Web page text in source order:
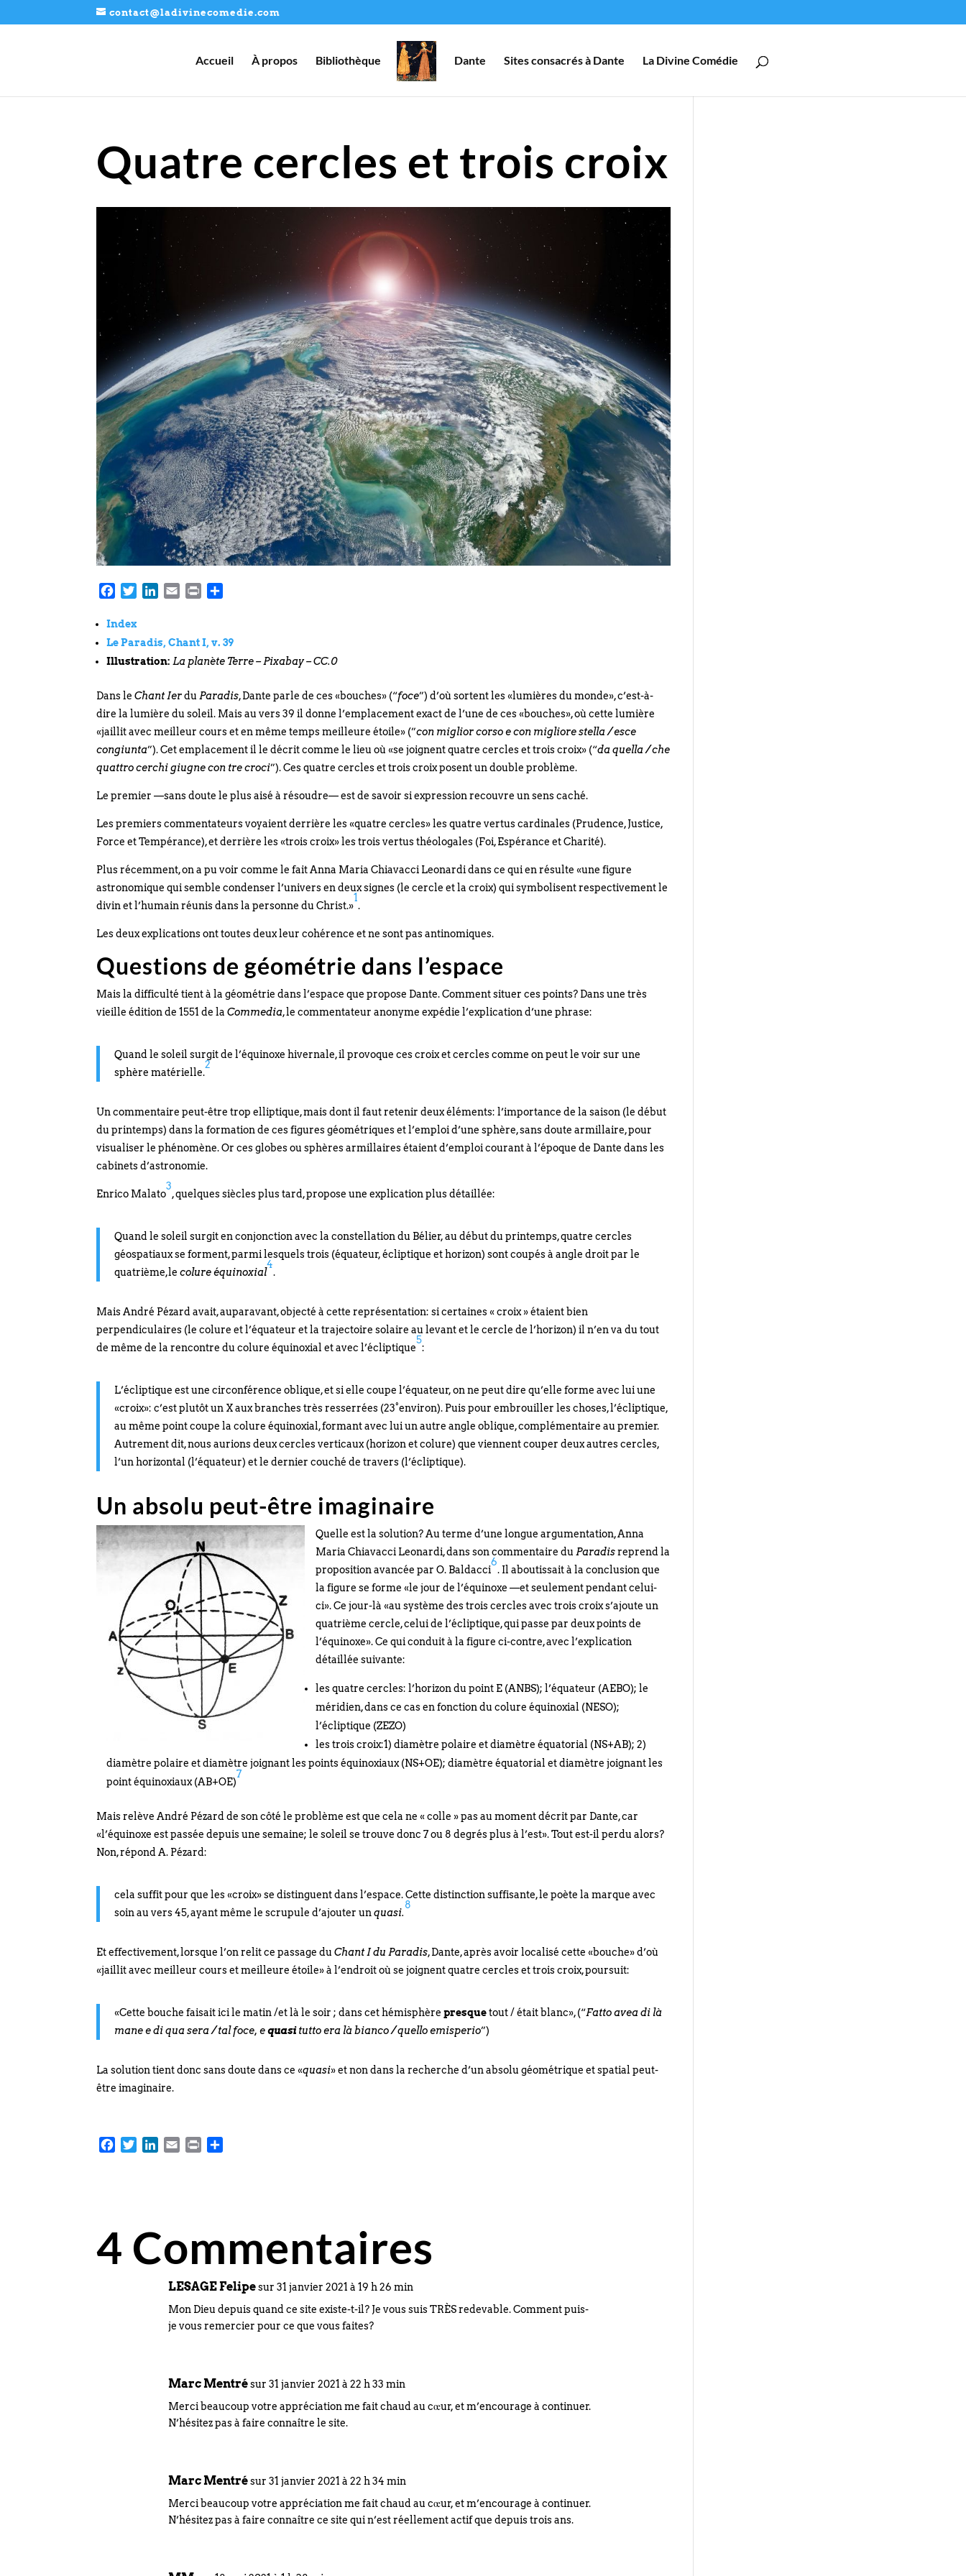
contact@ladivinecomedie.com
Accueil À propos Bibliothèque Dante Sites consacrés à Dante La Divine Comédie
Quatre cercles et trois croix
Facebook
TwitterLinkedIn
EmailPrint
Index
Le Paradis, Chant I, v. 39
Illustration: La planète Terre – Pixabay – CC.0
Dans leChant Ierdu Paradis, Dante parle de ces «bouches» (“foce”) d’où sortent les «lumières du monde», c’est-à-
dire la lumière du soleil. Mais au vers 39 il donne l’emplacement exact de l’une de ces «bouches», où cette lumière
«jaillit avec meilleur cours et en même temps meilleure étoile» (”con miglior corso e con migliore stella / esce
congiunta”). Cet emplacement il le décrit comme le lieu où «se joignent quatre cercles et trois croix» (“da quella / che
quattro cerchi giugne con tre croci”). Ces quatre cercles et trois croix posent un double problème.
Le premier —sans doute le plus aisé à résoudre— est de savoir si expression recouvre un sens caché.
Les premiers commentateurs voyaient derrière les «quatre cercles» les quatre vertus cardinales (Prudence, Justice,
Force et Tempérance), et derrière les «trois croix» les trois vertus théologales (Foi, Espérance et Charité).
Plus récemment, on a pu voir comme le fait Anna Maria Chiavacci Leonardi dans ce qui en résulte «une figure
astronomique qui semble condenser l’univers en deux signes (le cercle et la croix) qui symbolisent respectivement le
divin et l’humain réunis dans la personne du Christ.»
1
.
Les deux explications ont toutes deux leur cohérence et ne sont pas antinomiques.
Questions de géométrie dans l’espace
Mais la difficulté tient à la géométrie dans l’espace que propose Dante. Comment situer ces points? Dans une très
vieille édition de 1551 de la Commedia, le commentateur anonyme expédie l’explication d’une phrase:
Quand le soleil surgit de l’équinoxe hivernale, il provoque ces croix et cercles comme on peut le voir sur une
sphère matérielle.
2
Un commentaire peut-être trop elliptique, mais dont il faut retenir deux éléments: l’importance de la saison (le début
du printemps) dans la formation de ces figures géométriques et l’emploi d’une sphère, sans doute armillaire, pour
visualiser le phénomène. Or ces globes ou sphères armillaires étaient d’emploi courant à l’époque de Dante dans les
cabinets d’astronomie.
Enrico Malato
3
, quelques siècles plus tard, propose une explication plus détaillée:
Quand le soleil surgit en conjonction avec la constellation du Bélier, au début du printemps, quatre cercles
géospatiaux se forment, parmi lesquels trois (équateur, écliptique et horizon) sont coupés à angle droit par le
quatrième,lecolure équinoxial
4
.
Mais André Pézard avait, auparavant, objecté à cette représentation: si certaines « croix » étaient bien
perpendiculaires (le colure et l’équateur et la trajectoire solaire au levant et le cercle de l’horizon) il n’en va du tout
de même de la rencontre du colure équinoxial et avec l’écliptique
5
:
L’écliptique est une circonférence oblique, et si elle coupe l’équateur, on ne peut dire qu’elle forme avec lui une
«croix»: c’est plutôt un X aux branches très resserrées (23°environ). Puis pour embrouiller les choses, l’écliptique,
au même point coupe la colure équinoxial, formant avec lui un autre angle oblique, complémentaire au premier.
Autrement dit, nous aurions deux cercles verticaux (horizon et colure) que viennent couper deux autres cercles,
l’un horizontal (l’équateur) et le dernier couché de travers (l’écliptique).
Un absolu peut-être imaginaire
Quelle est la solution? Au terme d’une longue argumentation, Anna
Maria Chiavacci Leonardi, dans son commentaire du Paradisreprend la
proposition avancée par O. Baldacci
6
. Il aboutissait à la conclusion que
la figure se forme «le jour de l’équinoxe —et seulement pendant celui-
ci». Ce jour-là «au système des trois cercles avec trois croix s’ajoute un
quatrième cercle, celui de l’écliptique, qui passe par deux points de
l’équinoxe». Ce qui conduit à la figure ci-contre, avec l’explication
détaillée suivante:
les quatre cercles: l’horizon du point E (ANBS); l’équateur (AEBO); le
méridien, dans ce cas en fonction du colure équinoxial (NESO);
l’écliptique (ZEZO)
les trois croix:1) diamètre polaire et diamètre équatorial (NS+AB); 2)
diamètre polaire et diamètre joignant les points équinoxiaux (NS+OE); diamètre équatorial et diamètre joignant les
point équinoxiaux (AB+OE)
7
Mais relève André Pézard de son côté le problème est que cela ne « colle » pas au moment décrit par Dante, car
«l’équinoxe est passée depuis une semaine; le soleil se trouve donc 7 ou 8 degrés plus à l’est». Tout est-il perdu alors?
Non, répond A. Pézard:
cela suffit pour que les «croix» se distinguent dans l’espace. Cette distinction suffisante, le poète la marque avec
soin au vers 45, ayant même le scrupule d’ajouter unquasi.
8
Et effectivement, lorsque l’on relit ce passage du Chant I du Paradis, Dante, après avoir localisé cette «bouche» d’où
«jaillit avec meilleur cours et meilleure étoile» à l’endroit où se joignent quatre cercles et trois croix, poursuit:
«Cette bouche faisait ici le matin /et là le soir ; dans cet hémisphèrepresquetout / était blanc», (“Fatto avea di là
mane e di qua sera / tal foce, equasitutto era là bianco / quello emisperio”)
La solution tient donc sans doute dans ce «quasi» et non dans la recherche d’un absolu géométrique et spatial peut-
être imaginaire.
Facebook
TwitterLinkedIn
EmailPrint
4 Commentaires
LESAGE Felipe sur 31 janvier 2021 à 19 h 26 min
Mon Dieu depuis quand ce site existe-t-il? Je vous suis TRÈS redevable. Comment puis-
je vous remercier pour ce que vous faites?
Marc Mentré sur 31 janvier 2021 à 22 h 33 min
Merci beaucoup votre appréciation me fait chaud au cœur, et m’encourage à continuer.
N’hésitez pas à faire connaître le site.
Marc Mentré sur 31 janvier 2021 à 22 h 34 min
Merci beaucoup votre appréciation me fait chaud au cœur, et m’encourage à continuer.
N’hésitez pas à faire connaître ce site qui n’est réellement actif que depuis trois ans.